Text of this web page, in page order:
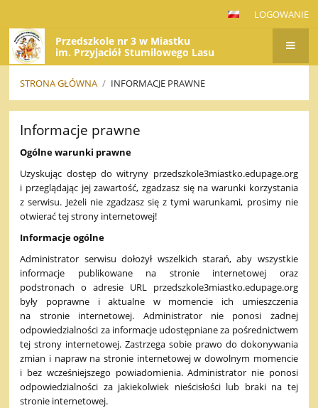
LOGOWANIE
Przedszkole nr 3 w Miastku
im. Przyjaciół Stumilowego Lasu
STRONA GŁÓWNA / INFORMACJE PRAWNE
Informacje
prawne
Informacje prawne
Ogólne warunki prawne
Uzyskując dostęp do witryny przedszkole3miastko.edupage.org
i przeglądając jej zawartość, zgadzasz się na warunki korzystania
z serwisu. Jeżeli nie zgadzasz się z tymi warunkami, prosimy nie
otwierać tej strony internetowej!
Informacje ogólne
Administrator serwisu dołożył wszelkich starań, aby wszystkie
informacje publikowane na stronie internetowej oraz
podstronach o adresie URL przedszkole3miastko.edupage.org
były poprawne i aktualne w momencie ich umieszczenia
na stronie internetowej. Administrator nie ponosi żadnej
odpowiedzialności za informacje udostępniane za pośrednictwem
tej strony internetowej. Zastrzega sobie prawo do dokonywania
zmian i napraw na stronie internetowej w dowolnym momencie
i bez wcześniejszego powiadomienia. Administrator nie ponosi
odpowiedzialności za jakiekolwiek nieścisłości lub braki na tej
stronie internetowej.